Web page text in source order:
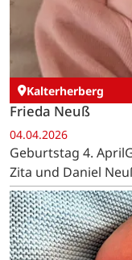
Kalterherberg
Frieda Neuß
04.04.2026
Geburtstag 4.
Zita und Daniel